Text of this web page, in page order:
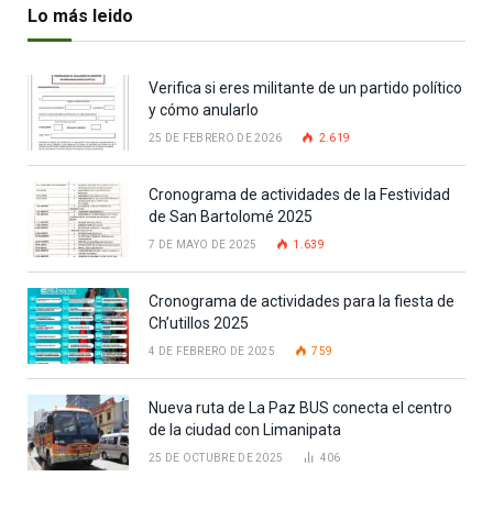
Lo más leido
Verifica si eres militante de un partido político
y cómo anularlo
25 DE FEBRERO DE 2026 2.619
Cronograma de actividades de la Festividad
de San Bartolomé 2025
7 DE MAYO DE 2025 1.639
Cronograma de actividades para la fiesta de
Ch’utillos 2025
4 DE FEBRERO DE 2025 759
Nueva ruta de La Paz BUS conecta el centro
de la ciudad con Limanipata
25 DE OCTUBRE DE 2025 406